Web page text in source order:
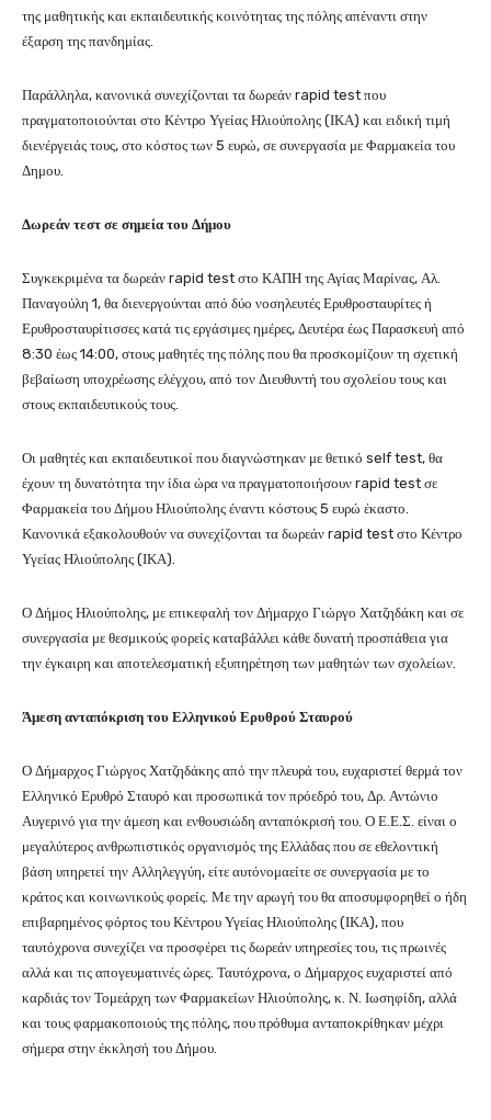
της μαθητικής και εκπαιδευτικής κοινότητας της πόλης απέναντι στην
έξαρση της πανδημίας.
Παράλληλα, κανονικά συνεχίζονται τα δωρεάν rapid test που
πραγματοποιούνται στο Κέντρο Υγείας Ηλιούπολης (ΙΚΑ) και ειδική τιμή
διενέργειάς τους, στο κόστος των 5 ευρώ, σε συνεργασία με Φαρμακεία του
Δημου.
Δωρεάν τεστ σε σημεία του Δήμου
Συγκεκριμένα τα δωρεάν rapid test στο ΚΑΠΗ της Αγίας Μαρίνας, Αλ.
Παναγούλη 1, θα διενεργούνται από δύο νοσηλευτές Ερυθροσταυρίτες ή
Ερυθροσταυρίτισσες κατά τις εργάσιμες ημέρες, Δευτέρα έως Παρασκευή από
8:30 έως 14:00, στους μαθητές της πόλης που θα προσκομίζουν τη σχετική
βεβαίωση υποχρέωσης ελέγχου, από τον Διευθυντή του σχολείου τους και
στους εκπαιδευτικούς τους.
Οι μαθητές και εκπαιδευτικοί που διαγνώστηκαν με θετικό self test, θα
έχουν τη δυνατότητα την ίδια ώρα να πραγματοποιήσουν rapid test σε
Φαρμακεία του Δήμου Ηλιούπολης έναντι κόστους 5 ευρώ έκαστο.
Κανονικά εξακολουθούν να συνεχίζονται τα δωρεάν rapid test στο Κέντρο
Υγείας Ηλιούπολης (ΙΚΑ).
Ο Δήμος Ηλιούπολης, με επικεφαλή τον Δήμαρχο Γιώργο Χατζηδάκη και σε
συνεργασία με θεσμικούς φορείς καταβάλλει κάθε δυνατή προσπάθεια για
την έγκαιρη και αποτελεσματική εξυπηρέτηση των μαθητών των σχολείων.
Άμεση ανταπόκριση του Ελληνικού Ερυθρού Σταυρού
Ο Δήμαρχος Γιώργος Χατζηδάκης από την πλευρά του, ευχαριστεί θερμά τον
Ελληνικό Ερυθρό Σταυρό και προσωπικά τον πρόεδρό του, Δρ. Αντώνιο
Αυγερινό για την άμεση και ενθουσιώδη ανταπόκρισή του. Ο Ε.Ε.Σ. είναι ο
μεγαλύτερος ανθρωπιστικός οργανισμός της Ελλάδας που σε εθελοντική
βάση υπηρετεί την Αλληλεγγύη, είτε αυτόνομαείτε σε συνεργασία με το
κράτος και κοινωνικούς φορείς. Με την αρωγή του θα αποσυμφορηθεί ο ήδη
επιβαρημένος φόρτος του Κέντρου Υγείας Ηλιούπολης (ΙΚΑ), που
ταυτόχρονα συνεχίζει να προσφέρει τις δωρεάν υπηρεσίες του, τις πρωινές
αλλά και τις απογευματινές ώρες. Ταυτόχρονα, ο Δήμαρχος ευχαριστεί από
καρδιάς τον Τομεάρχη των Φαρμακείων Ηλιούπολης, κ. Ν. Ιωσηφίδη, αλλά
και τους φαρμακοποιούς της πόλης, που πρόθυμα ανταποκρίθηκαν μέχρι
σήμερα στην έκκλησή του Δήμου.